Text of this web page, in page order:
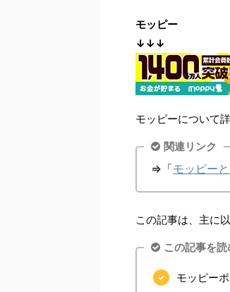
モッピー
↓↓↓
モッピーについて
関連リンク
⇒「モッピー
この記事は、主に
この記事を
モッピー